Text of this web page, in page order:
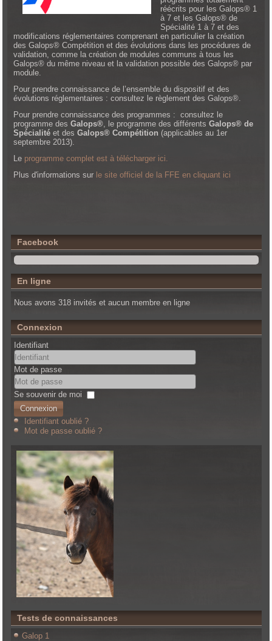
réécrits pour les Galops® 1
à 7 et les Galops® de
Spécialité 1 à 7 et des
modifications réglementaires comprenant en particulier la création
des Galops® Compétition et des évolutions dans les procédures de
validation, comme la création de modules communs à tous les
Galops® du même niveau et la validation possible des Galops® par
module.
Pour prendre connaissance de l’ensemble du dispositif et des
évolutions réglementaires : consultez le règlement des Galops®.
Pour prendre connaissance des programmes : consultez le
programme desGalops® , le programme des différentsGalops® de
Spécialité et desGalops® Compétition (applicables au 1er
septembre 2013).
Le programme complet est à télécharger ici.
Plus d'informations sur le site officiel de la FFE en cliquant ici
Facebook
En ligne
Nous avons 318 invités et aucun membre en ligne
Connexion
Identifiant
Mot de passe
Se souvenir de moi
Connexion
Identifiant oublié ?
Mot de passe oublié ?
Tests de connaissances
Galop 1